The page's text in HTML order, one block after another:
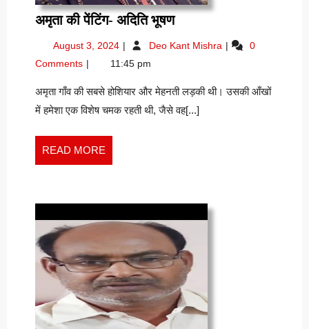
अमृता की पेंटिंग- अदिति भूषणअमृता
पेंटिंग-
भूषण
August 3, 2024 August
2024
Deo Kant Mishra अमृता
अदिति
0
Comments
11:45 pm
अमृता गाँव की सबसे होशियार और मेहनती लड़की थी। उसकी आँखों
में हमेशा एक विशेष चमक रहती थी, जैसे वह[...]
READ MORE
MORE